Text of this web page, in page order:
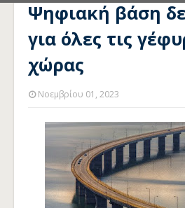
Ψηφιακή βάση
για όλες τις
χώρας
Νοεμβρίου 01, 2023